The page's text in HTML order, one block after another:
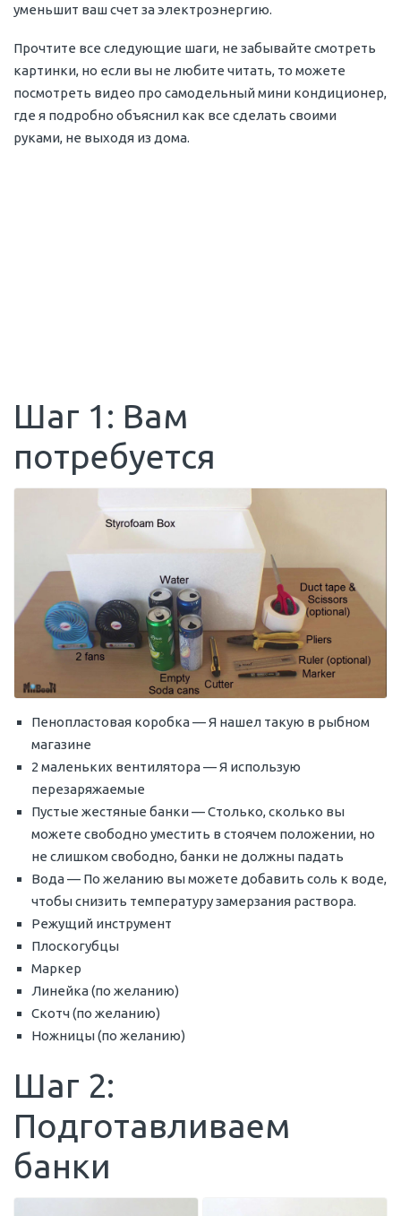
уменьшит ваш счет за электроэнергию.
Прочтите все следующие шаги, не забывайте смотреть
картинки, но если вы не любите читать, то можете
посмотреть видео про самодельный мини кондиционер,
где я подробно объяснил как все сделать своими
руками, не выходя из дома.
Шаг 1: Вам
потребуется
Пенопластовая коробка — Я нашел такую в рыбном
магазине
2 маленьких вентилятора — Я использую
перезаряжаемые
Пустые жестяные банки — Столько, сколько вы
можете свободно уместить в стоячем положении, но
не слишком свободно, банки не должны падать
Вода — По желанию вы можете добавить соль к воде,
чтобы снизить температуру замерзания раствора.
Режущий инструмент
Плоскогубцы
Маркер
Линейка (по желанию)
Скотч (по желанию)
Ножницы (по желанию)
Шаг 2:
Подготавливаем
банки